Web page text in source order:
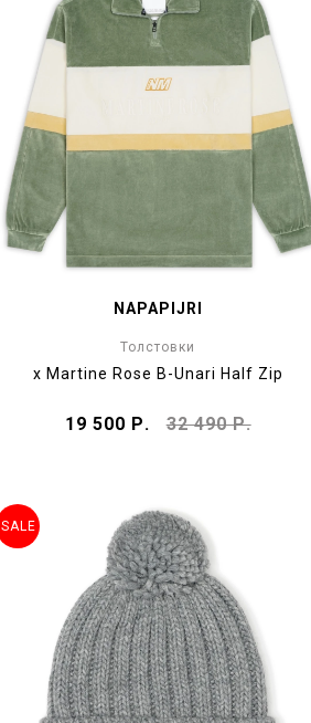
NAPAPIJRI
Толстовки
x Martine Rose B-Unari Half Zip
19 500 Р. 32 490 Р.
SALE